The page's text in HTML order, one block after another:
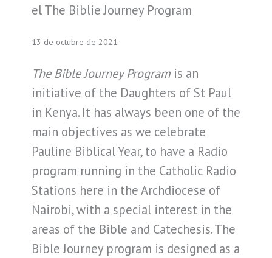
el The Biblie Journey Program
13 de octubre de 2021
The Bible Journey Programis an
initiative of the Daughters of St Paul
in Kenya. It has always been one of the
main objectives as we celebrate
Pauline Biblical Year, to have a Radio
program running in the Catholic Radio
Stations here in the Archdiocese of
Nairobi, with a special interest in the
areas of the Bible and Catechesis. The
Bible Journey program is designed as a